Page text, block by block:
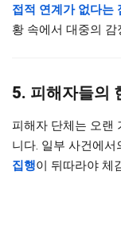
접적 연계가 없다는
황 속에서 대중의
5. 피해자들의
피해자 단체는 오랜
니다. 일부 사건에
집행이 뒤따라야 체